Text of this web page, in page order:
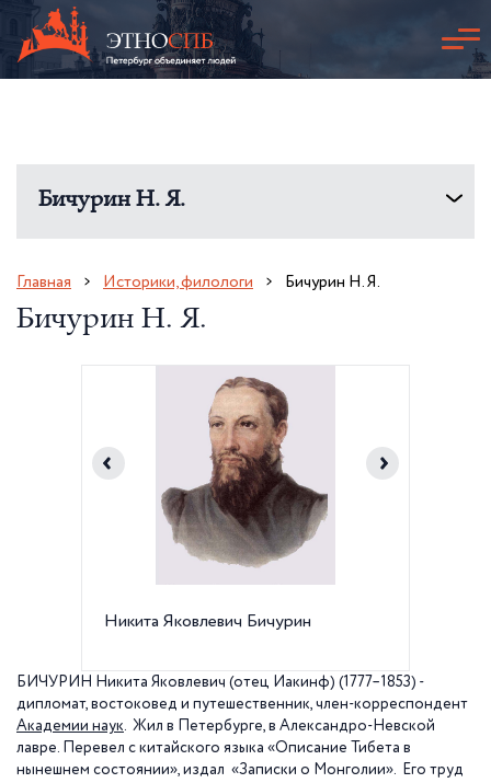
Бичурин Н. Я.
Главная Историки, филологи Бичурин Н. Я.
Бичурин Н. Я.
Никита Яковлевич Бичурин
БИЧУРИН Никита Яковлевич (отец Иакинф) (1777–1853) -
диплoмат, вoстoкoвед и путешественник, член-корреспондент
Академии наук. Жил в Петербурге, в Александро-Невской
лавре. Перевел с китайского языка «Описание Тибета в
нынешнем состоянии», издал «Записки о Монголии». Его труд